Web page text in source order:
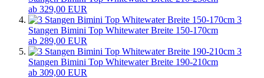
ab 329,00 EUR
3
Stangen Bimini Top Whitewater Breite 150-170cm
ab 289,00 EUR
3
Stangen Bimini Top Whitewater Breite 190-210cm
ab 309,00 EUR